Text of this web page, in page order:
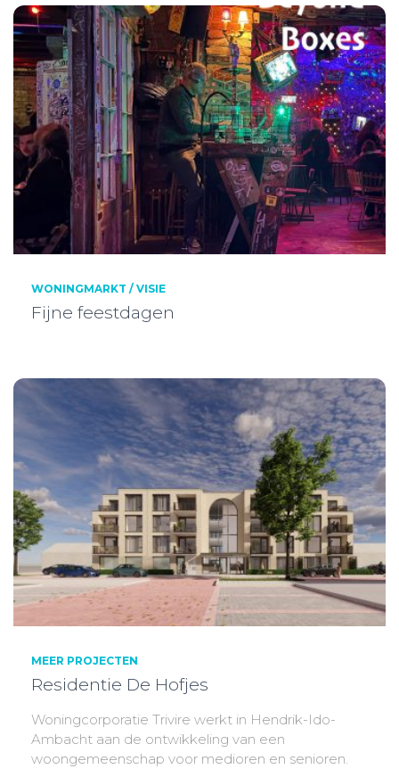
WONINGMARKT / VISIE
Fijne feestdagen
MEER PROJECTEN
Residentie De Hofjes
Woningcorporatie Trivire werkt in Hendrik-Ido-
Ambacht aan de ontwikkeling van een
woongemeenschap voor medioren en senioren.